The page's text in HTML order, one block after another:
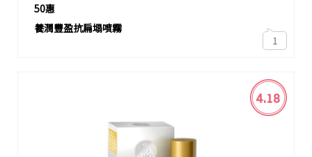
50惠
養潤豐盈抗扁塌噴霧
1
4.18